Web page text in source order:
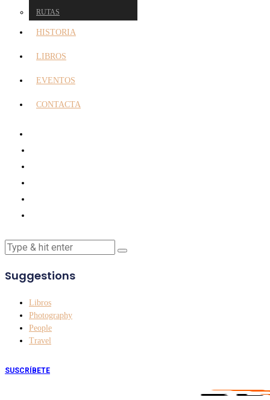
RUTAS
HISTORIA
LIBROS
EVENTOS
CONTACTA
Suggestions
Libros
Photography
People
Travel
SUSCRÍBETE